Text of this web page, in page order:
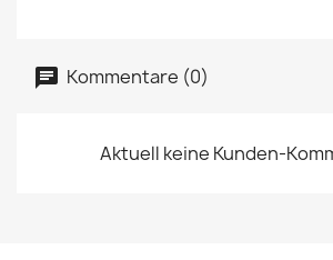
Kommentare (0)
Aktuell keine Kunden-